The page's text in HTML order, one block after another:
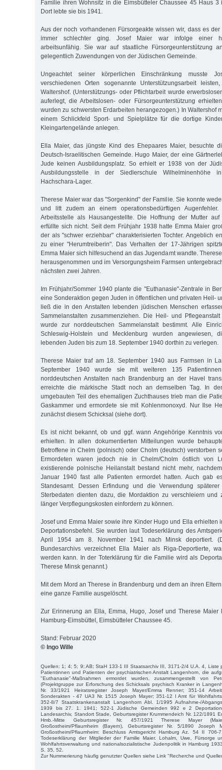
Familie ihren Wohnsitz in die Eimsbütteler Chaussee 45 Haus 3
Dort lebte sie bis 1941.
Aus der noch vorhandenen Fürsorgeakte wissen wir, dass es
immer schlechter ging. Josef Maier war infolge einer
arbeitsunfähig. Sie war auf staatliche Fürsorgeunterstützung
gelegentlich Zuwendungen von der Jüdischen Gemeinde.
Ungeachtet seiner körperlichen Einschränkung musste
verschiedenen Orten sogenannte Unterstützungsarbeit
Waltershof. (Unterstützungs- oder Pflichtarbeit wurde
auferlegt, die Arbeitslosen- oder Fürsorgeunterstützung
wurden zu schwersten Erdarbeiten herangezogen.) In Waltershof
einem Schlickfeld Sport- und Spielplätze für die dortige
Kleingartengelände anlegen.
Ella Maier, das jüngste Kind des Ehepaares Maier, besuchte
Deutsch-Israelitischen Gemeinde. Hugo Maier, der eine
Jude keinen Ausbildungsplatz. So erhielt er 1938 von der
Ausbildungsstelle in der Siedlerschule Wilhelminenhöhe
Hachschara-Lager.
Therese Maier war das "Sorgenkind" der Familie. Sie konnte
und litt zudem an einem operationsbedürftigen
Arbeitsstelle als Hausangestellte. Die Hoffnung der Mutter
erfüllte sich nicht. Seit dem Frühjahr 1938 hatte Emma Maier
der als "schwer erziehbar" charakterisierten Tochter. Angeblich
zu einer "Herumtreiberin". Das Verhalten der 17-Jährigen
Emma Maier sich hilfesuchend an das Jugendamt wandte.
herausgenommen und im Versorgungsheim Farmsen
nächsten zwei Jahren.
Im Frühjahr/Sommer 1940 plante die "Euthanasie"-Zentrale in
eine Sonderaktion gegen Juden in öffentlichen und privaten Heil-
ließ die in den Anstalten lebenden jüdischen Menschen
Sammelanstalten zusammenziehen. Die Heil- und
wurde zur norddeutschen Sammelanstalt bestimmt. Alle
Schleswig-Holstein und Mecklenburg wurden angewiesen,
lebenden Juden bis zum 18. September 1940 dorthin zu verlegen.
Therese Maier traf am 18. September 1940 aus Farmsen in
September 1940 wurde sie mit weiteren 135
norddeutschen Anstalten nach Brandenburg an der Havel
erreichte die märkische Stadt noch an demselben Tag. In
umgebauten Teil des ehemaligen Zuchthauses trieb man die
Gaskammer und ermordete sie mit Kohlenmonoxyd. Nur Ilse
zunächst diesem Schicksal (siehe dort).
Es ist nicht bekannt, ob und ggf. wann Angehörige Kenntnis
erhielten. In allen dokumentierten Mitteilungen wurde
Betroffene in Chelm (polnisch) oder Cholm (deutsch) verstorben
Ermordeten waren jedoch nie in Chelm/Cholm östlich von
existierende polnische Heilanstalt bestand nicht mehr,
Januar 1940 fast alle Patienten ermordet hatten. Auch gab
Standesamt. Dessen Erfindung und die Verwendung
Sterbedaten dienten dazu, die Mordaktion zu verschleiern und
länger Verpflegungskosten einfordern zu können.
Josef und Emma Maier sowie ihre Kinder Hugo und Ella erhielten
Deportationsbefehl. Sie wurden laut Todeserklärung des
April 1954 am 8. November 1941 nach Minsk deportiert.
Bundesarchivs verzeichnet Ella Maier als Riga-Deportierte,
werden kann. In der Toterklärung für die Familie wird als
Therese Minsk genannt.)
Mit dem Mord an Therese in Brandenburg und dem an ihren
eine ganze Familie ausgelöscht.
Zur Erinnerung an Ella, Emma, Hugo, Josef und Therese Maier
Hamburg-Eimsbüttel, Eimsbütteler Chaussee 45.
Stand: Februar 2020
© Ingo Wille
Quellen: 1; 4; 5; 9; AB; StaH 133-1 III Staatsarchiv III, 3171-2/4 U.A. 4, Liste
Patientinnen und Patienten der psychiatrischen Anstalt Langenhorn, die
"Euthanasie"-Maßnahmen ermordet wurden, zusammengestellt von
(Projektgruppe zur Erforschung des Schicksals psychisch Kranker in
Nr. 33/1921 Heiratsregister Joseph Mayer/Emma Renner; 351-14
Sonderakten - 47 UA3 Nr. 1515 Joseph Mayer; 351-12 I Amt für
352-8/7 Staatskrankenanstalt Langenhorn Abl. 1/1995 Aufnahme-/
1939 bis 27. 1. 1941; 522-1 Jüdische Gemeinden 992 e 2
Landesarchiv, Standort Stade, Geburtsregister Krummendeich Nr. 122/1891
Hmb.-Mitte Geburtsregister Nr. 457/1921 Therese Mayer
Großostheim/Pflaumheim (Bayern), Geburtsregister Nr. 5/1890 Joseph
Großostheim/Pflaumheim: Beschluss Amtsgericht Hamburg Az. 54 II
Todeserklärung der Mitglieder der Familie Maier. Lohalm, Uwe, Fürsorge
Wohlfahrtsverwaltung und nationalsozialistische Judenpolitik in Hamburg
S. 35, 52.
Zur Nummerierung häufig genutzter Quellen siehe Link "Recherche und